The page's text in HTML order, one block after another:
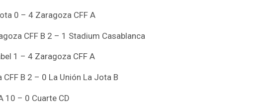
0 – 4 Zaragoza CFF A
CFF B 2 – 1 Stadium Casablanca
1 – 4 Zaragoza CFF A
CFF B 2 – 0 La Unión La Jota B
10 – 0 Cuarte CD